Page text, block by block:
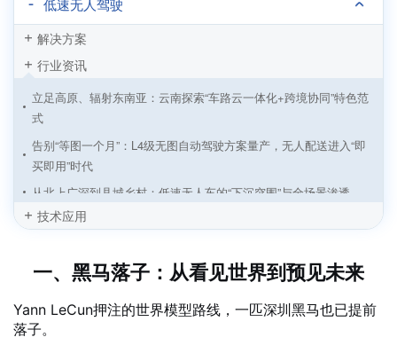
低速无人驾驶
解决方案
行业资讯
立足高原、辐射东南亚：云南探索“车路云一体化+跨境协同”特色范
式
告别“等图一个月”：L4级无图自动驾驶方案量产，无人配送进入“即
买即用”时代
从北上广深到县城乡村：低速无人车的“下沉突围”与全场景渗透
传统车企“跑步入场”：低速无人物流车从初创主导迈向“整车+智
无人矿区通信新基建：双方案，全场景，零卡顿
自动驾驶“分拆潮”起：估值逻辑变天，还是战略必然？
技术应用
一、黑马落子：从看见世界到预见未来
Yann LeCun押注的世界模型路线，一匹深圳黑马也已提前
落子。